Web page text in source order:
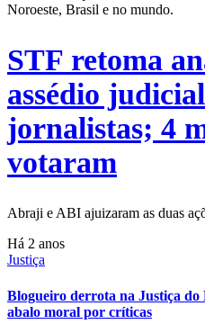
Noroeste, Brasil e no mundo.
STF retoma
assédio
jornalistas; 4
votaram
Abraji e ABI ajuizaram as duas
Há 2 anos
Justiça
Blogueiro derrota na Justiça
abalo moral por críticas